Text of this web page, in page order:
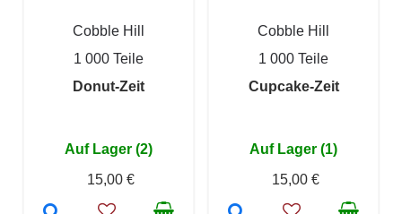
Cobble Hill
1 000 Teile
Donut-Zeit
Auf Lager (2)
15,00 €
Cobble Hill
1 000 Teile
Cupcake-Zeit
Auf Lager (1)
15,00 €